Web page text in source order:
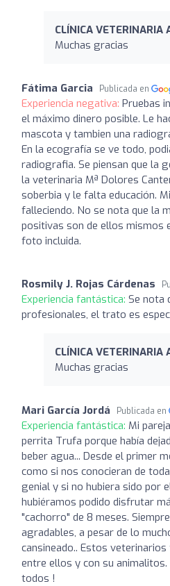
CLÍNICA VETERINARIA
Muchas gracias
Fátima Garcia Publicada en
Experiencia negativa: Pruebas
el máximo dinero posible. Le
mascota y tambien una
En la ecografía se ve todo,
radiografia. Se piensan que la
la veterinaria Mª Dolores
soberbia y le falta educación.
falleciendo. No se nota que la
positivas son de ellos mismos
foto incluida.
Rosmily J. Rojas Cárdenas
Experiencia fantástica: Se nota
profesionales, el trato es
CLÍNICA VETERINARIA
Muchas gracias
Mari García Jordá Publicada en
Experiencia fantástica: Mi
perrita Trufa porque había
beber agua... Desde el primer
como si nos conocieran de
genial y si no hubiera sido por
hubiéramos podido disfrutar
"cachorro" de 8 meses.
agradables, a pesar de lo
cansineado.. Estos
entre ellos y con su animalitos.
todos !